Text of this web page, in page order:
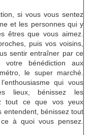
si vous vous sentez
et les personnes qui y
êtres que vous aimez.
puis vos voisins,
sentir entraîner par ce
votre bénédiction aux
le super marché.
qui vous
lieux, bénissez les
tout ce que vos yeux
entendent, bénissez tout
à quoi vous pensez.